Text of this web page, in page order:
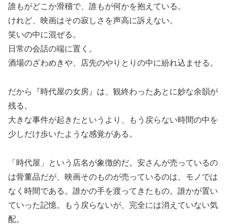
誰もがどこか滑稽で、誰もが何かを抱えている。
けれど、映画はその寂しさを声高に訴えない。
笑いの中に混ぜる。
日常の会話の端に置く。
酒場のざわめきや、店先のやりとりの中に紛れ込ませる。
だから『時代屋の女房』は、観終わったあとに妙な余韻が
残る。
大きな事件が起きたというより、もう戻らない時間の中を
少しだけ歩いたような感覚がある。
「時代屋」という店名が象徴的だ。安さんが売っているの
は骨董品だが、映画そのものが売っているのは、モノでは
なく時間である。誰かの手を渡ってきたもの。誰かが置い
ていった記憶。もう戻らないが、完全には消えていない気
配。